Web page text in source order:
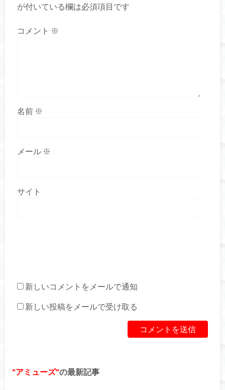
が付いている欄は必須項目です
コメント ※
名前 ※
メール ※
サイト
新しいコメントをメールで通知
新しい投稿をメールで受け取る
アミューズ の最新記事